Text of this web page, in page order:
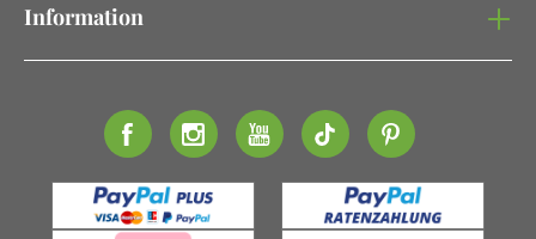
Information